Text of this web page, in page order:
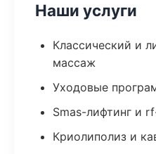
Наши услуги
Классический и
массаж
Уходовые
Smas-лифтинг и
Криолиполиз и